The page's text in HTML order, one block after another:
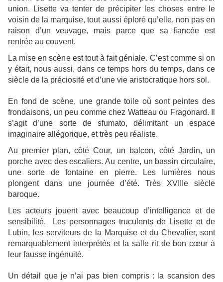
union. Lisette va tenter de précipiter les choses entre le
voisin de la marquise, tout aussi éploré qu’elle, non pas en
raison d’un veuvage, mais parce que sa fiancée est
rentrée au couvent.
La mise en scène est tout à fait géniale. C’est comme si on
y était, nous aussi, dans ce temps hors du temps, dans ce
siècle de la préciosité et d’une vie aristocratique hors sol.
En fond de scène, une grande toile où sont peintes des
frondaisons, un peu comme chez Watteau ou Fragonard. Il
s’agit d’une sorte de sfumato, délimitant un espace
imaginaire allégorique, et très peu réaliste.
Au premier plan, côté Cour, un balcon, côté Jardin, un
porche avec des escaliers. Au centre, un bassin circulaire,
une sorte de fontaine en pierre. Les lumières nous
plongent dans une journée d’été. Très XVIIIe siècle
baroque.
Les acteurs jouent avec beaucoup d’intelligence et de
sensibilité. Les personnages truculents de Lisette et de
Lubin, les serviteurs de la Marquise et du Chevalier, sont
remarquablement interprétés et la salle rit de bon cœur à
leur fausse ingénuité.
Un détail que je n’ai pas bien compris : la scansion des